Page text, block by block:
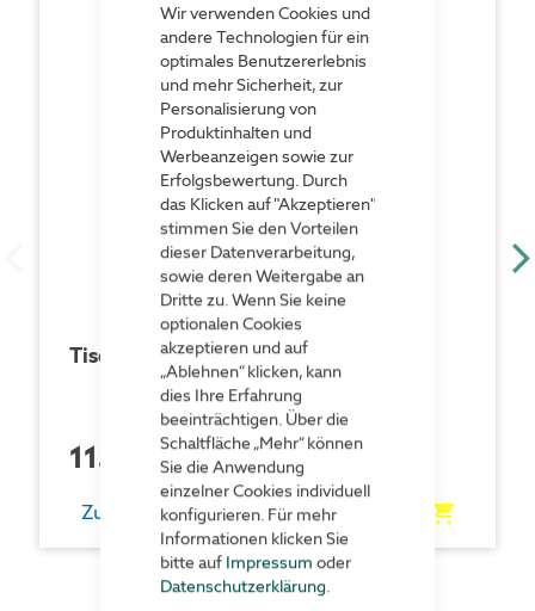
Wir verwenden Cookies und
andere Technologien für ein
optimales Benutzererlebnis
und mehr Sicherheit, zur
Personalisierung von
Produktinhalten und
Werbeanzeigen sowie zur
Erfolgsbewertung. Durch
das Klicken auf "Akzeptieren"
stimmen Sie den Vorteilen
dieser Datenverarbeitung,
sowie deren Weitergabe an
Dritte zu. Wenn Sie keine
optionalen Cookies
akzeptieren und auf
„Ablehnen“ klicken, kann
dies Ihre Erfahrung
beeinträchtigen. Über die
Schaltfläche „Mehr“ können
Sie die Anwendung
einzelner Cookies individuell
konfigurieren. Für mehr
Informationen klicken Sie
bitte auf Impressum oder
Datenschutzerklärung.
Tischplatten | 24
115,00 €pro Stück
Zum Produkt